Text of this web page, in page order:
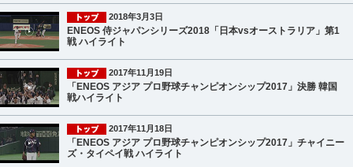
2018年3月3日
ENEOS 侍ジャパンシリーズ2018「日本vsオーストラリア」第1
戦 ハイライト
2017年11月19日
「ENEOS アジア プロ野球チャンピオンシップ2017」決勝 韓国
戦ハイライト
2017年11月18日
「ENEOS アジア プロ野球チャンピオンシップ2017」チャイニー
ズ・タイペイ戦 ハイライト